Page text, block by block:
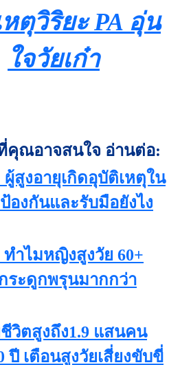
ตุวิริยะ PA อุ่น
ใจวัยเก๋า
คุณอาจสนใจ อ่านต่อ:
ผู้สูงอายุเกิดอุบัติเหตุใน
องกันและรับมือยังไง
ำไมหญิงสูงวัย 60+
ระดูกพรุนมากกว่า
วิตสูงถึง1.9 แสนคน
ปี เตือนสูงวัยเสี่ยงขับขี่